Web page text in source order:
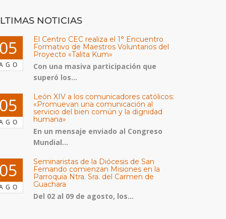
NOTICIAS
05
El Centro CEC realiza el 1° Encuentro
Formativo de Maestros Voluntarios del
Proyecto «Talita Kum»
Con una masiva participación que
superó los...
05
León XIV a los comunicadores católicos:
«Promuevan una comunicación al
servicio del bien común y la dignidad
humana»
En un mensaje enviado al Congreso
Mundial...
05
Seminaristas de la Diócesis de San
Fernando comienzan Misiones en la
Parroquia Ntra. Sra. del Carmen de
Guachara
Del 02 al 09 de agosto, los...